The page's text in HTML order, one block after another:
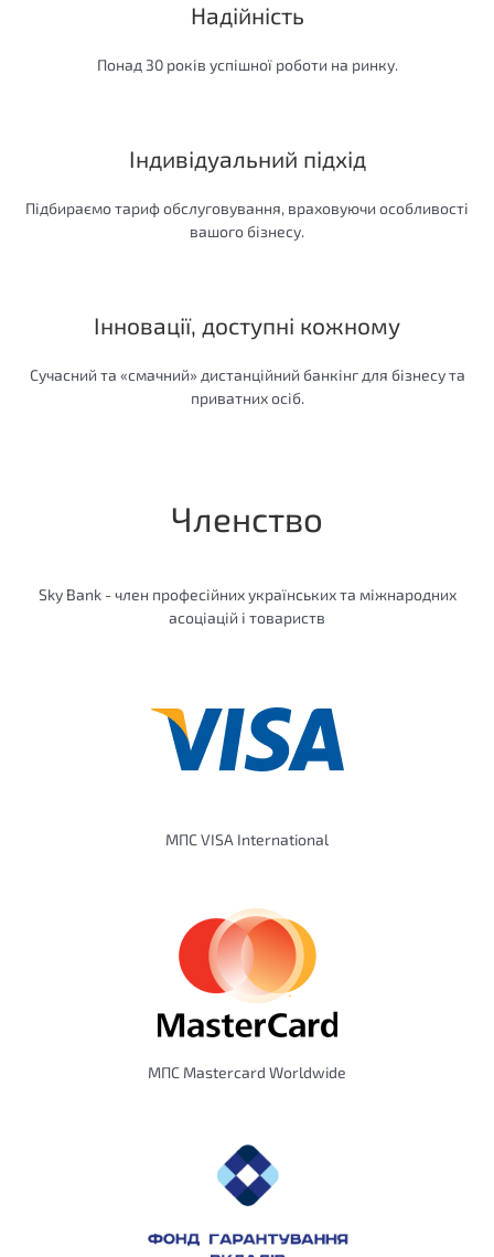
Надійність
Понад 30 років успішної роботи на ринку.
Індивідуальний підхід
Підбираємо тариф обслуговування, враховуючи особливості
вашого бізнесу.
Інновації, доступні кожному
Сучасний та «смачний» дистанційний банкінг для бізнесу та
приватних осіб.
Членство
Sky Bank - член професійних українських та міжнародних
асоціацій і товариств
МПС VISA International
МПС Mastercard Worldwide